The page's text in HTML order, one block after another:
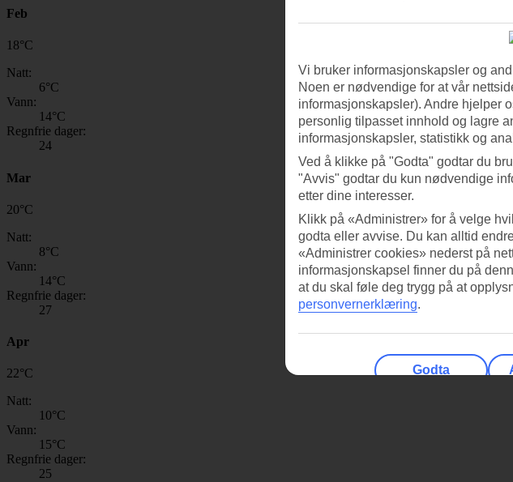
Feb
18°C
Natt:
6°C
Vann:
14°C
Regnfrie dager:
24
Mar
20°C
Natt:
8°C
Vann:
14°C
Regnfrie dager:
27
Apr
22°C
Natt:
10°C
Vann:
15°C
Regnfrie dager:
25
Vi bruker informasjonskapsler og
Noen er nødvendige for at vår
informasjonskapsler). Andre hjelper
personlig tilpasset innhold og lagre
informasjonskapsler, statistikk og
Ved å klikke på "Godta" godtar du
"Avvis" godtar du kun nødvendige
etter dine interesser.
Klikk på «Administrer» for å velge
godta eller avvise. Du kan alltid
«Administrer cookies» nederst på
informasjonskapsel finner du på
at du skal føle deg trygg på at
personvernerklæring.
Godta